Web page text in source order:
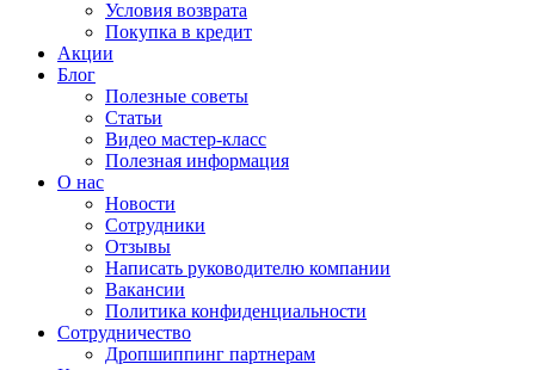
Условия возврата
Покупка в кредит
Акции
Блог
Полезные советы
Статьи
Видео мастер-класс
Полезная информация
О нас
Новости
Сотрудники
Отзывы
Написать руководителю компании
Вакансии
Политика конфиденциальности
Сотрудничество
Дропшиппинг партнерам